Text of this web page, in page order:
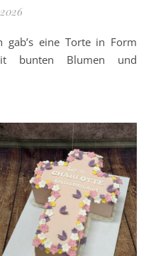
bunten Blumen und